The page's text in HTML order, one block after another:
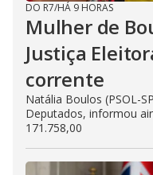
DO R7/HÁ 9 HORAS
Mulher de
Justiça
corrente
Natália Boulos (PSOL-
Deputados, informou
171.758,00